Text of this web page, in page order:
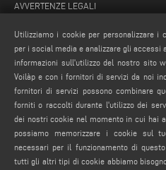
AVVERTENZE LEGALI
NOTE LEGALI
COMPLIANCE
COOKIE POLICY
CONDIZIONI GENERALI DI VENDITA
IMPOSTAZIONE COOKIES
CONDIZIONI GENERALI DI DISTRIBUZIONE
Utilizziamo i cookie per personalizzare i
per i social media e analizzare gli accessi
informazioni sull'utilizzo del nostro sito
Voilàp e con i fornitori di servizi da noi
fornitori di servizi possono combinare
forniti o raccolti durante l'utilizzo dei
dei nostri cookie nel momento in cui hai
possiamo memorizzare i cookie sul
necessari per il funzionamento di
tutti gli altri tipi di cookie abbiamo